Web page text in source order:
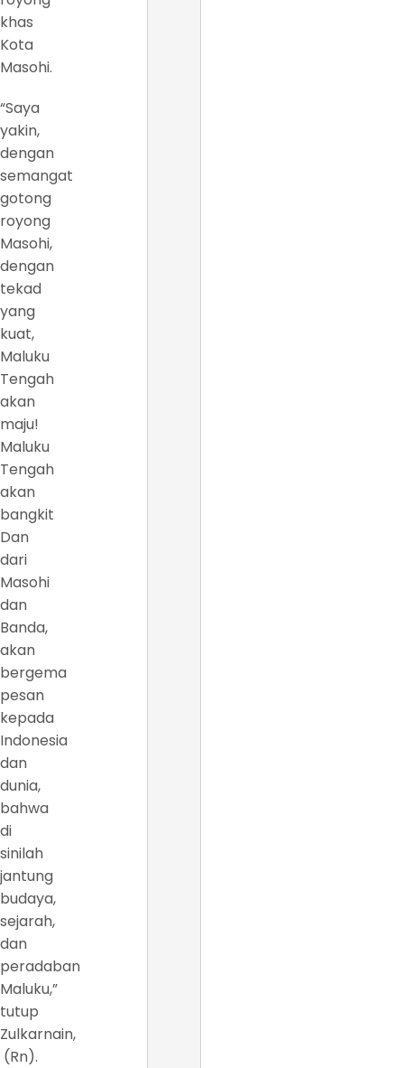
khas
Kota
Masohi.
“Saya
yakin,
dengan
semangat
gotong
royong
Masohi,
dengan
tekad
yang
kuat,
Maluku
Tengah
akan
maju!
Maluku
Tengah
akan
bangkit
Dan
dari
Masohi
dan
Banda,
akan
bergema
pesan
kepada
Indonesia
dan
dunia,
bahwa
di
sinilah
jantung
budaya,
sejarah,
dan
peradaban
Maluku,”
tutup
Zulkarnain,
(Rn).